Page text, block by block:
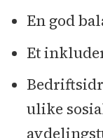
En god
Et
ulike